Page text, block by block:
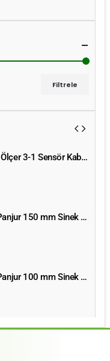
Filtrele
Dijital Sıcaklık Nem Ölçer 3-1 Sensör Kablolu
Raksan Smart Düz Panjur 150 mm Sinek Telli
Raksan Smart Düz Panjur 100 mm Sinek Telli